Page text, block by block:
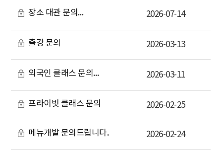
장소 대관 문의 2026-07-14
출강 문의 2026-03-13
외국인 클래스 문의 2026-03-11
프라이빗 클래스 문의 2026-02-25
메뉴개발 문의드립니다. 2026-02-24